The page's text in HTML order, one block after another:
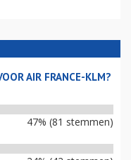
AIR FRANCE-KLM?
47% (81 stemmen)